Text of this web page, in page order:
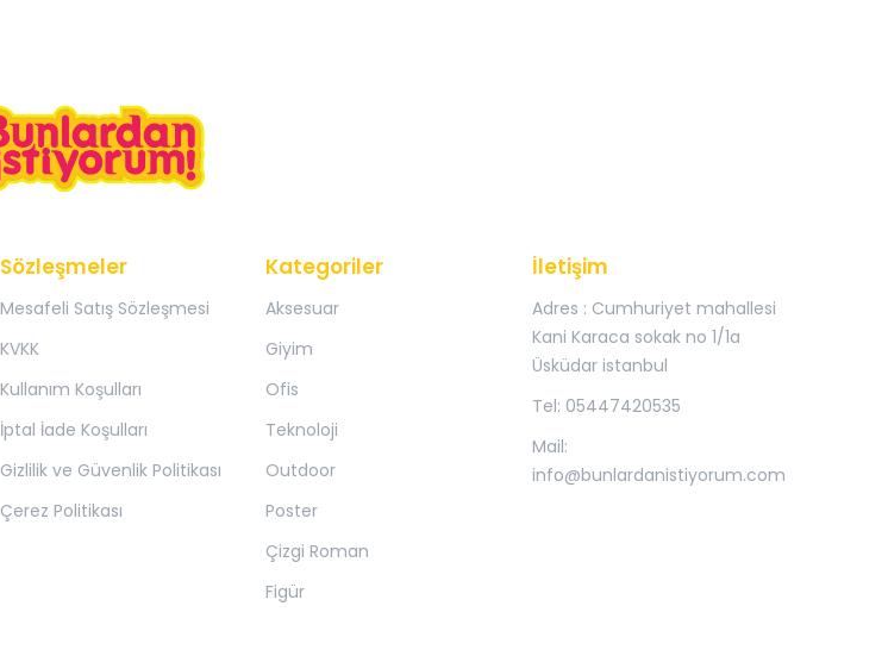
Sözleşmeler
Mesafeli Satış Sözleşmesi
KVKK
Kullanım Koşulları
İptal İade Koşulları
Gizlilik ve Güvenlik Politikası
Çerez Politikası
Kategoriler
Aksesuar
Giyim
Ofis
Teknoloji
Outdoor
Poster
Çizgi Roman
Figür
İletişim
Adres : Cumhuriyet mahallesi
Kani Karaca sokak no 1/1a
Üsküdar istanbul
Tel: 05447420535
Mail:
info@bunlardanistiyorum.com